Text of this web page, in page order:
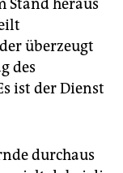
Stand heraus
überzeugt
des
ist der Dienst
durchaus